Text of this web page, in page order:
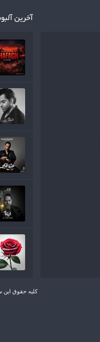
آخرین
کلیه حقوق این